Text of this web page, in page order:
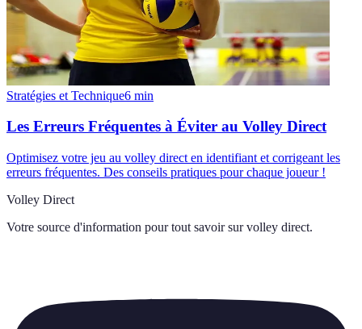
Stratégies et Technique6 min
Les Erreurs Fréquentes à Éviter au Volley Direct
Optimisez votre jeu au volley direct en identifiant et corrigeant les
erreurs fréquentes. Des conseils pratiques pour chaque joueur !
Volley Direct
Votre source d'information pour tout savoir sur volley direct.